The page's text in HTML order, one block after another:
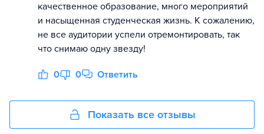
качественное образование, много мероприятий
и насыщенная студенческая жизнь. К сожалению,
не все аудитории успели отремонтировать, так
что снимаю одну звезду!
0 0 Ответить
Показать все отзывы